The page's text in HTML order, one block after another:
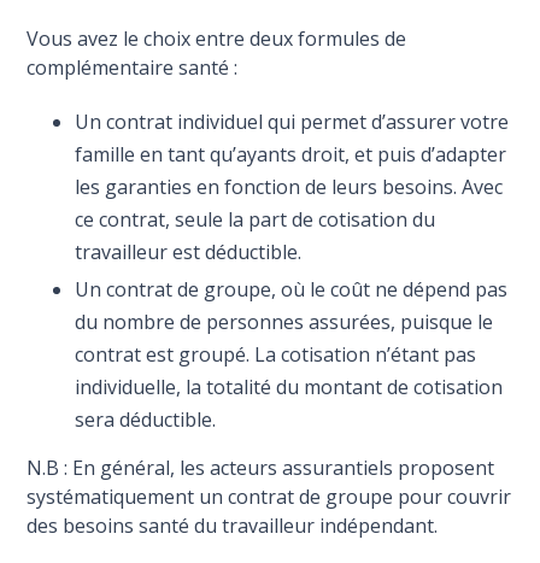
Vous avez le choix entre deux formules de
complémentaire santé :
Un contrat individuel qui permet d’assurer votre
famille en tant qu’ayants droit, et puis d’adapter
les garanties en fonction de leurs besoins. Avec
ce contrat, seule la part de cotisation du
travailleur est déductible.
Un contrat de groupe, où le coût ne dépend pas
du nombre de personnes assurées, puisque le
contrat est groupé. La cotisation n’étant pas
individuelle, la totalité du montant de cotisation
sera déductible.
N.B : En général, les acteurs assurantiels proposent
systématiquement un contrat de groupe pour couvrir
des besoins santé du travailleur indépendant.